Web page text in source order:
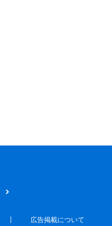
広告掲載について